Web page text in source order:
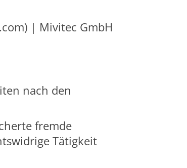
| Mivitec GmbH
nach den
fremde
Tätigkeit